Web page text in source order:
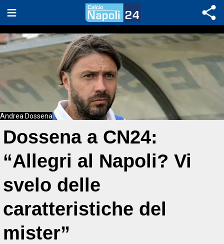
Andrea Dossena
Dossena a CN24:
“Allegri al Napoli? Vi
svelo delle
caratteristiche del
mister”